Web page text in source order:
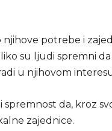
njihove potrebe i
su ljudi spremni da
u njihovom
spremnost da, kroz
zajednice.